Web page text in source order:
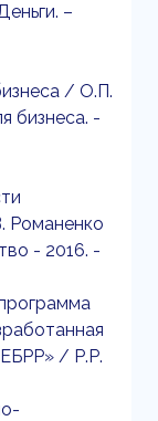
–
/ О.П.
бизнеса. -
Романенко
- 2016. -
/ Р.Р.